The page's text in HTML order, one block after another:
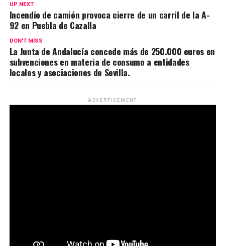
UP NEXT
Incendio de camión provoca cierre de un carril de la A-
92 en Puebla de Cazalla
DON'T MISS
La Junta de Andalucía concede más de 250.000 euros en
subvenciones en materia de consumo a entidades
locales y asociaciones de Sevilla.
ADVERTISEMENT